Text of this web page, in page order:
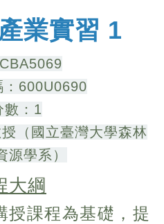
業實習 1
：600U0690
數：1
（國立臺灣大學森林
源學系）
大綱
授課程為基礎，提